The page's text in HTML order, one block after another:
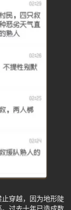
穿越，因为地形陡